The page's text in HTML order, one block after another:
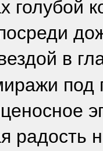
голубой
в
под
радость